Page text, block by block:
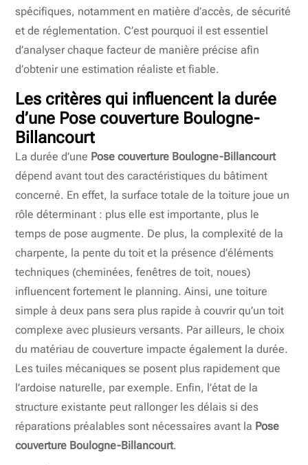
spécifiques, notamment en matière d’accès, de sécurité
et de réglementation. C’est pourquoi il est essentiel
d’analyser chaque facteur de manière précise afin
d’obtenir une estimation réaliste et fiable.
Les critères qui influencent la durée
d’une Pose couverture Boulogne-
Billancourt
La durée d’une Pose couverture Boulogne-Billancourt
dépend avant tout des caractéristiques du bâtiment
concerné. En effet, la surface totale de la toiture joue un
rôle déterminant : plus elle est importante, plus le
temps de pose augmente. De plus, la complexité de la
charpente, la pente du toit et la présence d’éléments
techniques (cheminées, fenêtres de toit, noues)
influencent fortement le planning. Ainsi, une toiture
simple à deux pans sera plus rapide à couvrir qu’un toit
complexe avec plusieurs versants. Par ailleurs, le choix
du matériau de couverture impacte également la durée.
Les tuiles mécaniques se posent plus rapidement que
l’ardoise naturelle, par exemple. Enfin, l’état de la
structure existante peut rallonger les délais si des
réparations préalables sont nécessaires avant la Pose
couverture Boulogne-Billancourt.